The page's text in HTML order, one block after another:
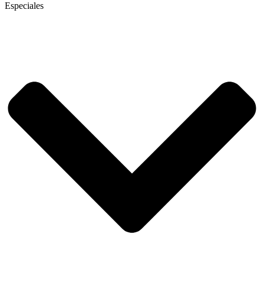
Especiales